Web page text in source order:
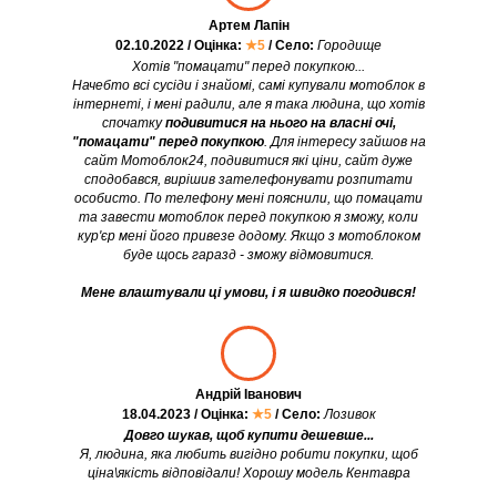
Хотів "помацати" перед покупкою...
Начебто всі сусіди і знайомі, самі купували мотоблок в
інтернеті, і мені радили, але я така людина, що хотів
спочаткуподивитися на нього на власні очі,
"помацати" перед покупкою. Для інтересу зайшов на
сайт Мотоблок24, подивитися які ціни, сайт дуже
сподобався, вирішив зателефонувати розпитати
особисто. По телефону мені пояснили, що помацати
та завести мотоблок перед покупкою я зможу, коли
кур'єр мені його привезе додому. Якщо з мотоблоком
буде щось гаразд - зможу відмовитися.
Мене влаштували ці умови, і я швидко погодився!
Артем Лапін
02.10.2022 / Оцінка: ★5 / Село: Городище
Довго шукав, щоб купити дешевше...
Я, людина, яка любить вигідно робити покупки, щоб
ціна\якість відповідали! Хорошу модель Кентавра
Андрій Іванович
18.04.2023 / Оцінка: ★5 / Село: Лозивок